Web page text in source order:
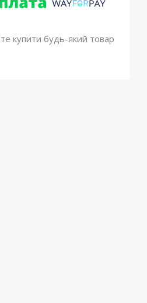
купити будь-який товар